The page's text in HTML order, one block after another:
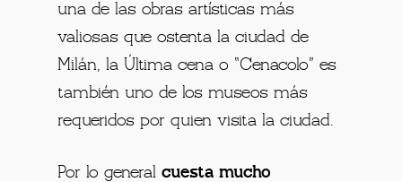
una de las obras artísticas más
valiosas que ostenta la ciudad de
Milán, la Última cena o “Cenacolo” es
también uno de los museos más
requeridos por quien visita la ciudad.
Por lo generalcuesta mucho